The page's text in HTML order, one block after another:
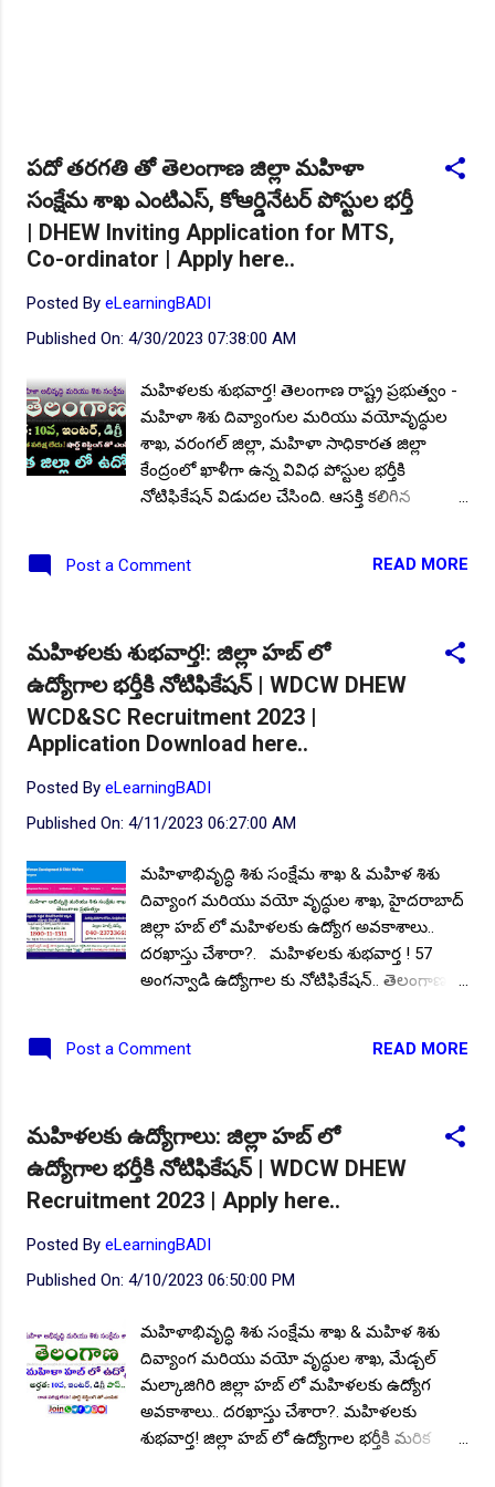
పదో తరగతి తో తెలంగాణ జిల్లా మహిళా
సంక్షేమ శాఖ ఎంటిఎస్, కోఆర్డినేటర్ పోస్టుల భర్తీ
| DHEW Inviting Application for MTS,
Co-ordinator | Apply here..
Posted By eLearningBADI
Published On: 4/30/2023 07:38:00 AM
మహిళలకు శుభవార్త! తెలంగాణ రాష్ట్ర ప్రభుత్వం -
మహిళా శిశు దివ్యాంగుల మరియు వయోవృద్ధుల
శాఖ, వరంగల్ జిల్లా, మహిళా సాధికారత జిల్లా
కేంద్రంలో ఖాళీగా ఉన్న వివిధ పోస్టుల భర్తీకి
నోటిఫికేషన్ విడుదల చేసింది. ఆసక్తి కలిగిన
గంటల వరకు అధికారిక దరఖాస్తు ఫామ్ తో
రూ.15,600/- నుండి రూ.38,500/- వరకు జీతంగా
చెల్లిస్తారు. ఈ నోటిఫికేషన్ ఈ యొక్క పూర్తి ముఖ్య
సమాచారం, విద్యార్హత, గౌరవ వేతనం, ఎంపిక
విధానం, వయోపరిమితి, దరఖాస్తు విధానం
ITI, Diploma తో శ్రీహరికోట అంతరిక్ష కేంద్రం లో
శాశ్వత ఉద్యోగాలు. ఖాళీల వివరాలు : మొత్తం
వివరాలు: జిల్లా మిషన్ కోఆర్డినేటర్ - 01, జండర్
స్పెషలిస్ట్ - 02, స్పెషలిస్ట్ ఇన్ ఫైనాన్షియల్ లిటరసీ -
01, ఎంటిఎస్ - 01.. మొదలగునవి. విద్యార్హత :
ప్రభుత్వ గుర్తింపు పొందిన బోర్డ్, యూనివర్సిటీ లేదా
ఇన్స్టిట్యూట్ నుండి పోస్టులను అనుసరించి....
Post a Comment READ MORE
మహిళలకు శుభవార్త!: జిల్లా హబ్ లో
ఉద్యోగాల భర్తీకి నోటిఫికేషన్ | WDCW DHEW
WCD&SC Recruitment 2023 |
Application Download here..
Posted By eLearningBADI
Published On: 4/11/2023 06:27:00 AM
మహిళాభివృద్ధి శిశు సంక్షేమ శాఖ & మహిళ శిశు
దివ్యాంగ మరియు వయో వృద్ధుల శాఖ, హైదరాబాద్
జిల్లా హబ్ లో మహిళలకు ఉద్యోగ అవకాశాలు..
దరఖాస్తు చేశారా?. మహిళలకు శుభవార్త ! 57
అంగన్వాడి ఉద్యోగాల కు నోటిఫికేషన్.. తెలంగాణ
మహిళా సాధికారత కేంద్రాల్లో వివిధ విభాగాల్లో
కలిగిన నిరుద్యోగ మహిళా అభ్యర్థులు ఈ
ఉద్యోగాలకు 18.04.2023 సాయంత్రం 05:00 గంటల
వరకు దరఖాస్తులు సమర్పించవచ్చు. ఈ
అధికారిక వెబ్సైట్లో 03.04.2023 నుండి అధికారిక
వెబ్ సైట్ లో అందుబాటులో ఉంచబడుతుంది. ఆసక్తి
ముఖ్య తేదీలతో ఇక్కడ. ఇక్కడ " ప్రతి రోజు కొత్త
ఉద్యోగాలు అప్డేట్ " చేయబడతాయి.. 10th Pass
Govt JOBs Click Here Daily 10 G.K MCQ for
All Competitive Exam Click Here Employment
News Download Here Daily All Main & e-
Post a Comment READ MORE
మహిళలకు ఉద్యోగాలు: జిల్లా హబ్ లో
ఉద్యోగాల భర్తీకి నోటిఫికేషన్ | WDCW DHEW
Recruitment 2023 | Apply here..
Posted By eLearningBADI
Published On: 4/10/2023 06:50:00 PM
మహిళాభివృద్ధి శిశు సంక్షేమ శాఖ & మహిళ శిశు
దివ్యాంగ మరియు వయో వృద్ధుల శాఖ, మేడ్చల్
మల్కాజిగిరి జిల్లా హబ్ లో మహిళలకు ఉద్యోగ
అవకాశాలు.. దరఖాస్తు చేశారా?. మహిళలకు
శుభవార్త! జిల్లా హబ్ లో ఉద్యోగాల భర్తీకి మరిక